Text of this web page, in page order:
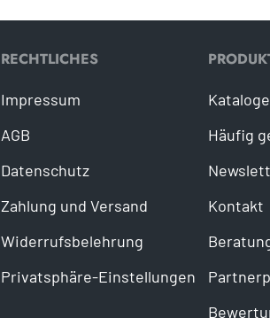
RECHTLICHES
Impressum
AGB
Datenschutz
Zahlung und Versand
Widerrufsbelehrung
Privatsphäre-Einstellungen
Häufig
Kontakt